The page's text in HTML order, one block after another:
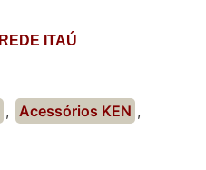
REDE ITAÚ
, Acessórios KEN ,